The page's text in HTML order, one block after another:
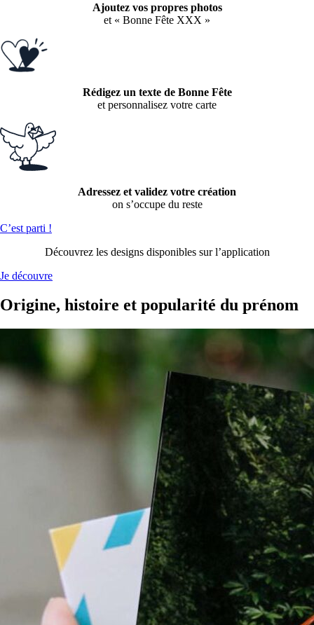
Ajoutez vos propres photos
et « Bonne Fête XXX »
Rédigez un texte de Bonne Fête
et personnalisez votre carte
Adressez et validez votre création
on s’occupe du reste
C’est parti !
Découvrez les designs disponibles sur l’application
Je découvre
Origine, histoire et popularité du prénom